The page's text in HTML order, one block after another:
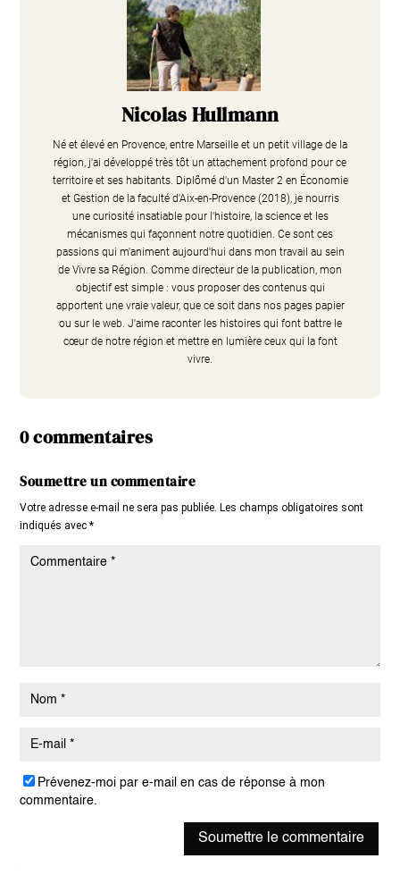
Nicolas Hullmann
Né et élevé en Provence, entre Marseille et un petit village de la
région, j'ai développé très tôt un attachement profond pour ce
territoire et ses habitants. Diplômé d'un Master 2 en Économie
et Gestion de la faculté d'Aix-en-Provence (2018), je nourris
une curiosité insatiable pour l'histoire, la science et les
mécanismes qui façonnent notre quotidien. Ce sont ces
passions qui m'animent aujourd'hui dans mon travail au sein
de Vivre sa Région. Comme directeur de la publication, mon
objectif est simple : vous proposer des contenus qui
apportent une vraie valeur, que ce soit dans nos pages papier
ou sur le web. J'aime raconter les histoires qui font battre le
cœur de notre région et mettre en lumière ceux qui la font
vivre.
0 commentaires
Soumettre un commentaire
Votre adresse e-mail ne sera pas publiée. Les champs obligatoires sont
indiqués avec*
Prévenez-moi par e-mail en cas de réponse à mon
commentaire.
Soumettre le commentaire